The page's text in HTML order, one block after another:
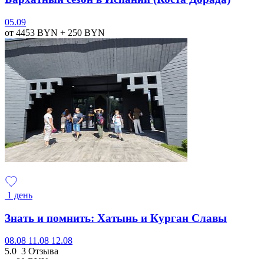
05.09
от 4453 BYN + 250 BYN
1 день
Знать и помнить: Хатынь и Курган Славы
08.08 11.08 12.08
5.0 3 Отзыва